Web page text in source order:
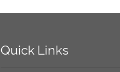
QuickLinks